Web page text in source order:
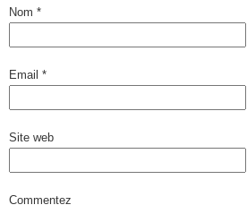
Nom *
Email *
Site web
Commentez